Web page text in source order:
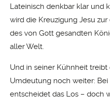
Lateinisch denkbar klar und
wird die Kreuzigung Jesu
des von Gott gesandten
aller Welt.
Und in seiner Kühnheit
Umdeutung noch weiter:
entscheidet das Los – doch